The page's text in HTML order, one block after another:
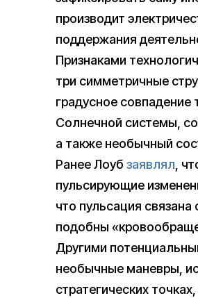
производит
поддержания
Признаками
три симметричные
градусное совпадение
Солнечной системы,
а также необычный
Ранее Лоуб заявлял,
пульсирующие
что пульсация
подобны
Другими
необычные маневры,
стратегических